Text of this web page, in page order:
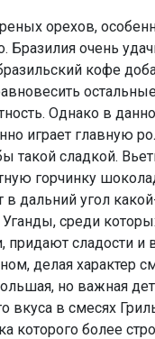
орехов,
Бразилия очень
кофе
Однако в
играет главную
такой сладкой.
горчинку
в дальний угол
среди
придают сладости и
делая характер
но важная
вкуса в смесях
которого более